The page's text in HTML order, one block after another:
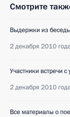
Смотрите
Выдержки из
2 декабря 2010
Участники встречи
2 декабря 2010
Все материалы о